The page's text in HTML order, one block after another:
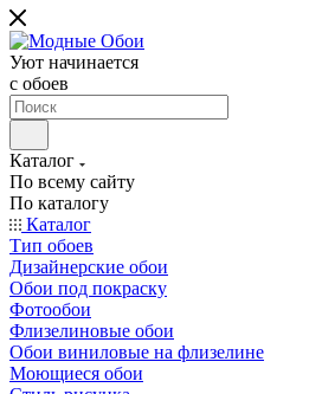
Уют начинается
c обоев
Каталог
По всему сайту
По каталогу
Каталог
Тип обоев
Дизайнерские обои
Обои под покраску
Фотообои
Флизелиновые обои
Обои виниловые на флизелине
Моющиеся обои